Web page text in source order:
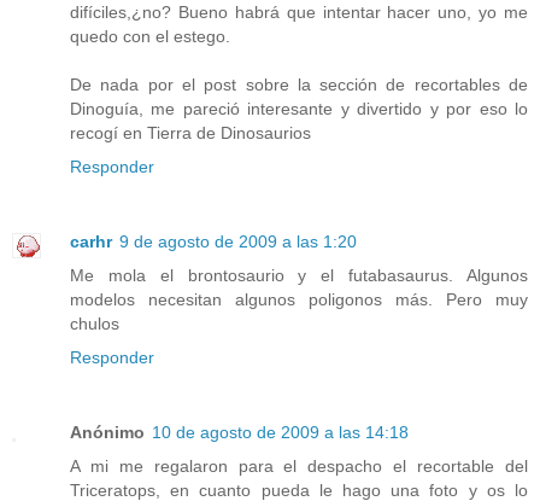
difíciles,¿no? Bueno habrá que intentar hacer uno, yo me
quedo con el estego.
De nada por el post sobre la sección de recortables de
Dinoguía, me pareció interesante y divertido y por eso lo
recogí en Tierra de Dinosaurios
Responder
carhr 9 de agosto de 2009 a las 1:20
Me mola el brontosaurio y el futabasaurus. Algunos
modelos necesitan algunos poligonos más. Pero muy
chulos
Responder
Anónimo 10 de agosto de 2009 a las 14:18
A mi me regalaron para el despacho el recortable del
Triceratops, en cuanto pueda le hago una foto y os lo